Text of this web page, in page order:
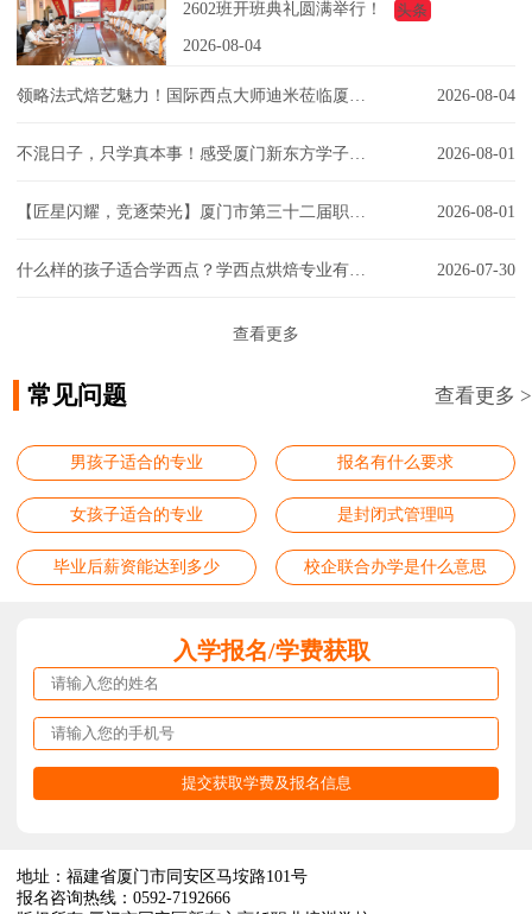
2602班开班典礼圆满举行！
头条
2026-08-04
2026-08-04
2026-08-01
2026-08-01
2026-07-30
查看更多
常见问题 查看更多 >
男孩子适合的专业 报名有什么要求
女孩子适合的专业 是封闭式管理吗
毕业后薪资能达到多少 校企联合办学是什么意思
入学报名/学费获取
地址：福建省厦门市同安区马垵路101号
报名咨询热线：0592-7192666